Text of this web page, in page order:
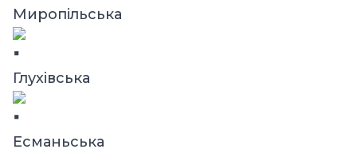
Миропільська
Глухівська
Есманьська